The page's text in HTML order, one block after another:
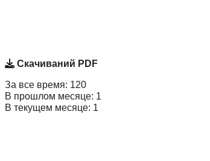
Скачиваний PDF
За все время: 120
В прошлом месяце: 1
В текущем месяце: 1